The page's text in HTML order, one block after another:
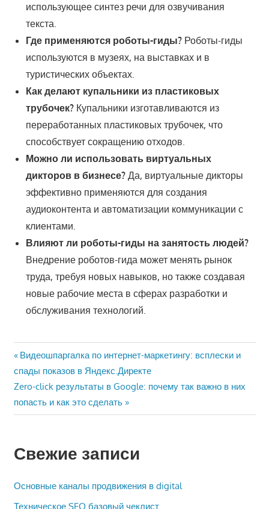
использующее синтез речи для озвучивания
текста.
Где применяются роботы-гиды?Роботы-гиды
используются в музеях, на выставках и в
туристических объектах.
Как делают купальники из пластиковых
трубочек?Купальники изготавливаются из
переработанных пластиковых трубочек, что
способствует сокращению отходов.
Можно ли использовать виртуальных
дикторов в бизнесе?Да, виртуальные дикторы
эффективно применяются для создания
аудиоконтента и автоматизации коммуникации с
клиентами.
Влияют ли роботы-гиды на занятость людей?
Внедрение роботов-гида может менять рынок
труда, требуя новых навыков, но также создавая
новые рабочие места в сферах разработки и
обслуживания технологий.
Навигация
по
записям
Предыдущая
запись:
Видеошпаргалка по интернет-маркетингу: всплески и
спады показов в Яндекс.Директе
Следующая
запись:
Zero-click результаты в Google: почему так важно в них
попасть и как это сделать
Свежие записи
Основные каналы продвижения в digital
Техническое SEO базовый чеклист